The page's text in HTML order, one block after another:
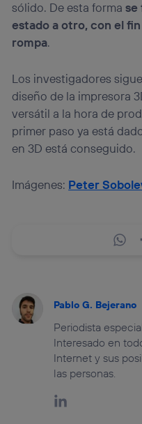
sólido. De esta formase
estado a otro, con el
rompa.
Los investigadores
diseño de la impresora
versátil a la hora de
primer paso ya está
en 3D está conseguido.
Imágenes: Peter
Pablo G. Bejerano
Periodista
Interesado en
Internet y sus
las personas.